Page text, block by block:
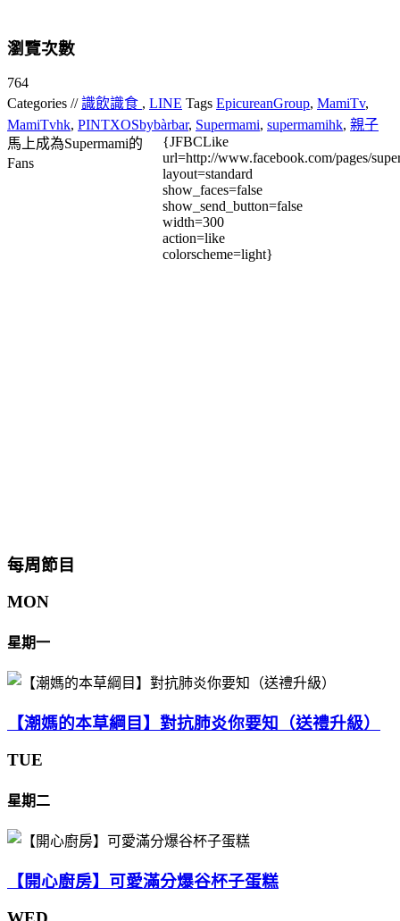
瀏覽次數
764
Categories //識飲識食 , LINE Tags EpicureanGroup, MamiTv,
MamiTvhk, PINTXOSbybàrbar, Supermami, supermamihk, 親子
馬上成為Supermami的
Fans
{JFBCLike
url=http://www.facebook.com/pages/
layout=standard
show_faces=false
show_send_button=false
width=300
action=like
colorscheme=light}
每周節目
MON
星期一
【潮媽的本草綱目】對抗肺炎你要知（送禮升級）
TUE
星期二
【開心廚房】可愛滿分爆谷杯子蛋糕